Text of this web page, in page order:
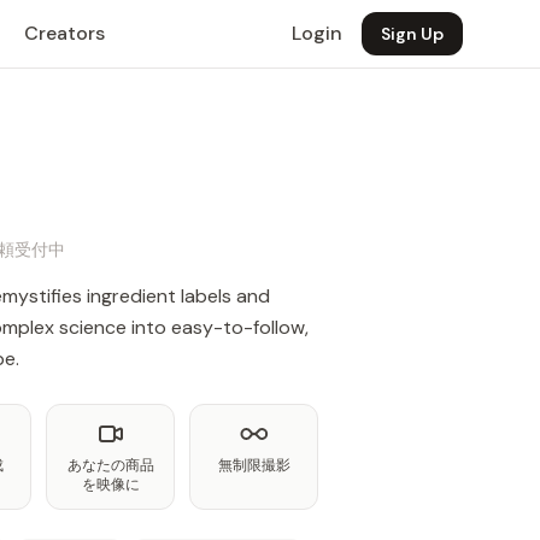
Creators Login Sign Up
受付中
ingredient labels and
science into easy-to-follow,
あなたの商品
を映像に
無制限撮影